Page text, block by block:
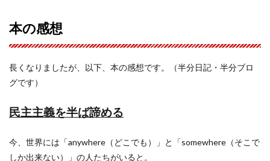
本の感想
長くなりましたが、以下、本の感想です。（半分日記・半分ブロ
グです）
民主主義を半ば諦める
今、世界には「anywhere（どこでも）」と「somewhere（そこで
しか出来ない）」の人たちがいると。